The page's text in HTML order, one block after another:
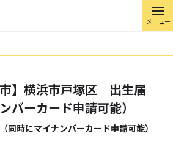
メニュー
市】横浜市戸塚区 出生届
バーカード申請可能）
時にマイナンバーカード申請可能）